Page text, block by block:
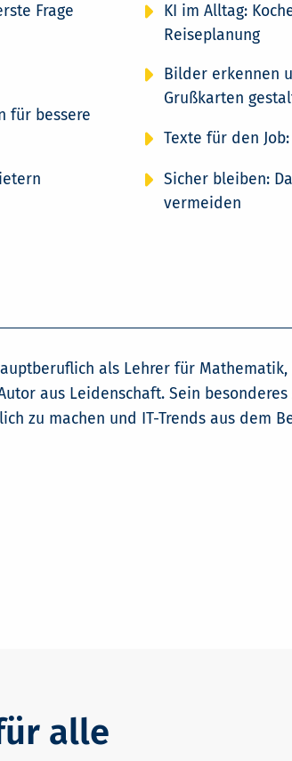
Frage
für bessere
KI im Alltag:
Reiseplanung
Bilder erkennen
Grußkarten
Texte für den
Sicher bleiben:
vermeiden
als Lehrer für
aus Leidenschaft. Sein
zu machen und IT-Trends aus dem
alle